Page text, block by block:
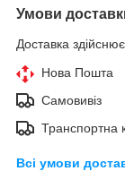
Умови
Доставка
Нова Пошта
Самовивіз
Транспортна
Всі умови